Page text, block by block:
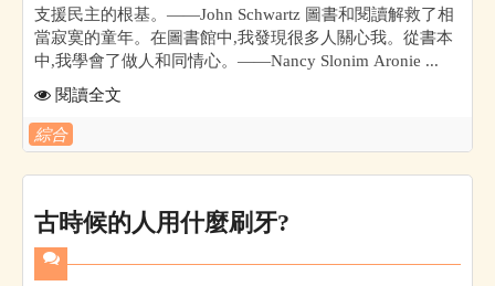
支援民主的根基。——John Schwartz 圖書和閱讀解救了相
當寂寞的童年。在圖書館中,我發現很多人關心我。從書本
中,我學會了做人和同情心。——Nancy Slonim Aronie ...
閱讀全文
綜合
古時候的人用什麼刷牙?